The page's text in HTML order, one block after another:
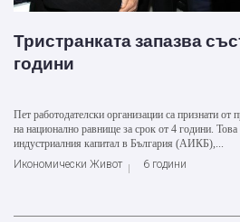
Тристранката запазва
години
Пет работодателски организации са признати от
на национално равнище за срок от 4 години.
индустриалния капитал в България (АИКБ),...
Икономически Живот
6 години